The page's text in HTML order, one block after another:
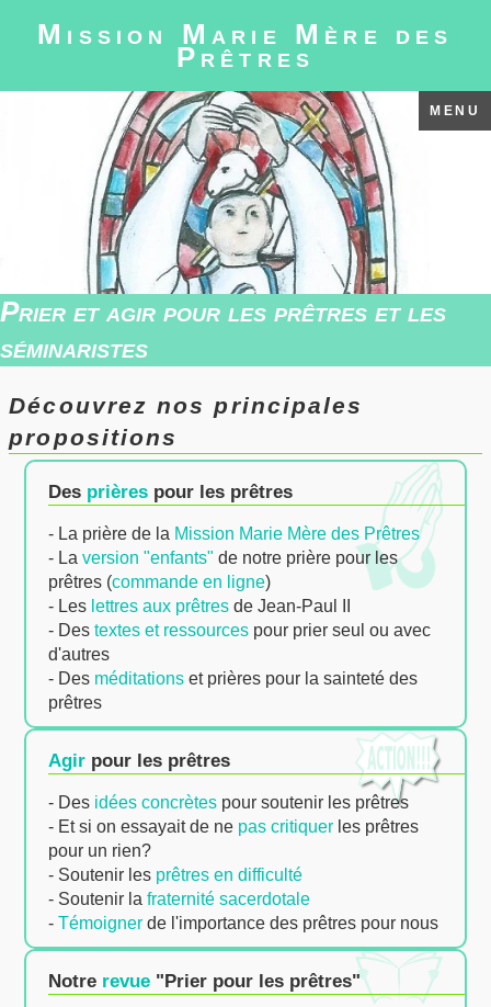
Mission Marie Mère des
Prêtres
MENU
Prier et agir pour les prêtres et les
séminaristes
Découvrez nos principales
propositions
Des prières pour les prêtres
- La prière de la Mission Marie Mère des Prêtres
- La version "enfants" de notre prière pour les
prêtres (commande en ligne)
- Les lettres aux prêtres de Jean-Paul II
- Des textes et ressources pour prier seul ou avec
d'autres
- Des méditations et prières pour la sainteté des
prêtres
Agir pour les prêtres
- Des idées concrètes pour soutenir les prêtres
- Et si on essayait de ne pas critiquer les prêtres
pour un rien?
- Soutenir les prêtres en difficulté
- Soutenir la fraternité sacerdotale
- Témoigner de l'importance des prêtres pour nous
Notre revue "Prier pour les prêtres"